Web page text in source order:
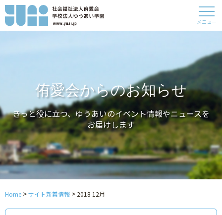
メニュー
侑愛会からのお知らせ
きっと役に立つ、ゆうあいのイベント情報やニュースを
お届けします
Home >サイト新着情報 > 2018 12月